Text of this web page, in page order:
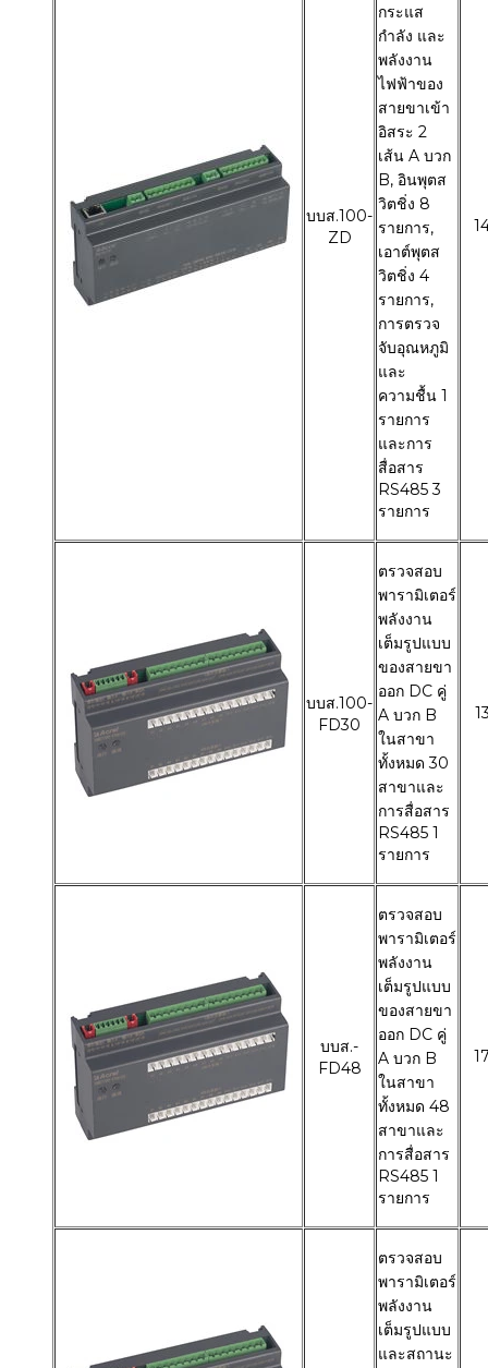
บบส.100-
ZD
กระแส
กำลัง และ
พลังงาน
ไฟฟ้าของ
สายขาเข้า
อิสระ 2
เส้น A บวก
B, อินพุตส
วิตชิ่ง 8
รายการ,
เอาต์พุตส
วิตชิ่ง 4
รายการ,
การตรวจ
จับอุณหภูมิ
และ
ความชื้น 1
รายการ
และการ
สื่อสาร
RS485 3
รายการ
บบส.100-
FD30
ตรวจสอบ
พารามิเตอร์
พลังงาน
เต็มรูปแบบ
ของสายขา
ออก DC คู่
A บวก B
ในสาขา
ทั้งหมด 30
สาขาและ
การสื่อสาร
RS485 1
รายการ
บบส.-
FD48
ตรวจสอบ
พารามิเตอร์
พลังงาน
เต็มรูปแบบ
ของสายขา
ออก DC คู่
A บวก B
ในสาขา
ทั้งหมด 48
สาขาและ
การสื่อสาร
RS485 1
รายการ
ตรวจสอบ
พารามิเตอร์
พลังงาน
เต็มรูปแบบ
และสถานะ